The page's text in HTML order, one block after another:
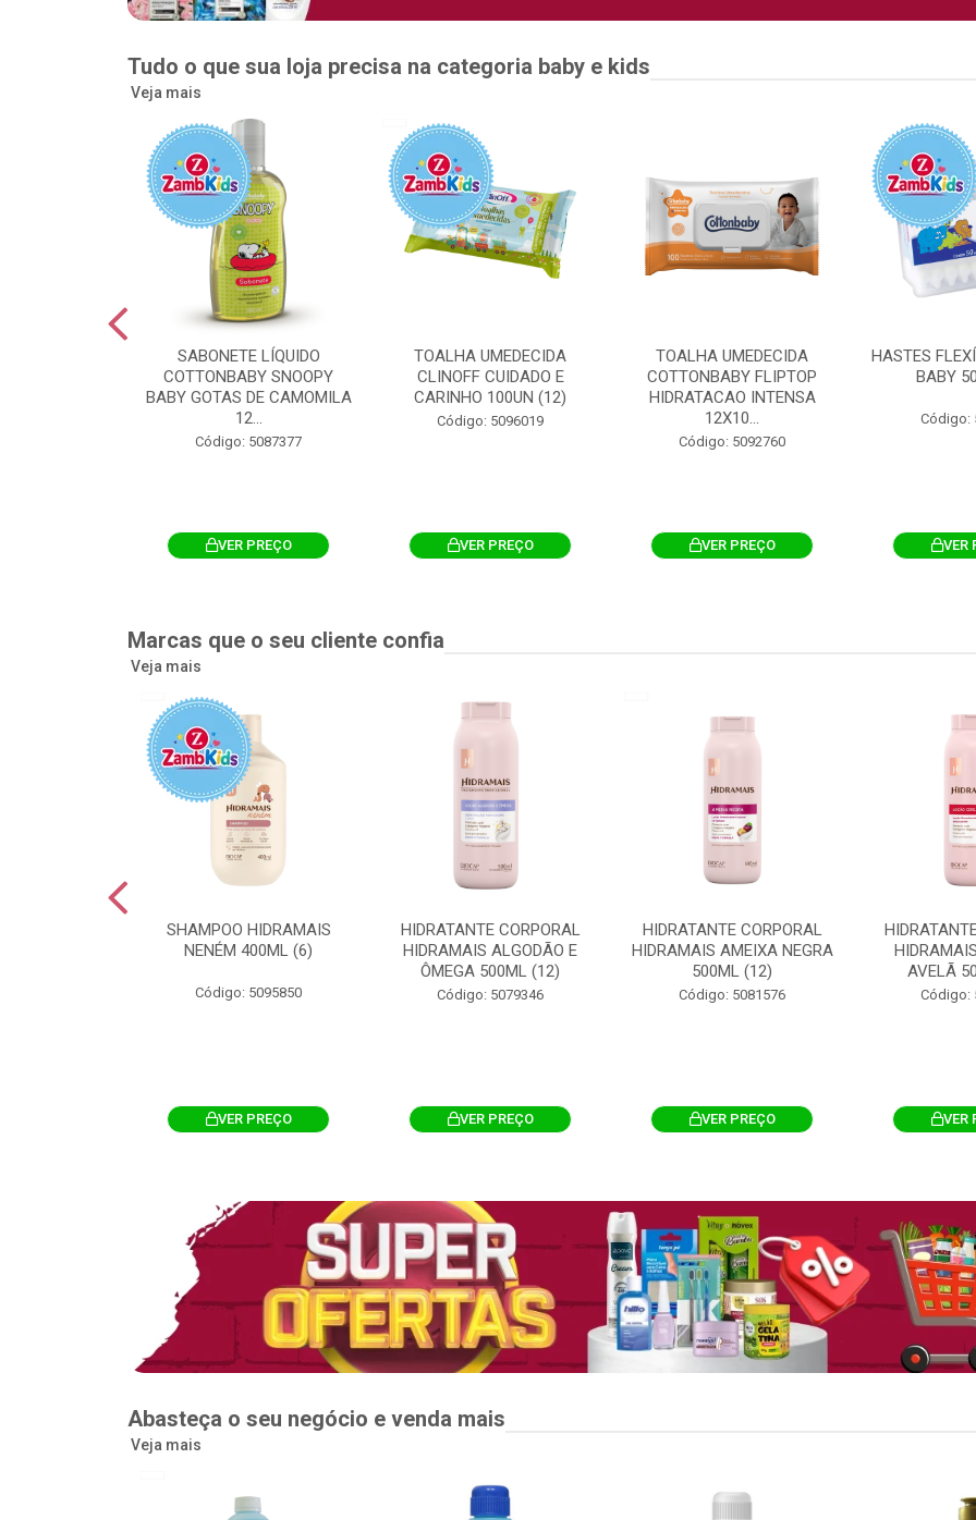
Tudo o que sua loja precisa na categoria baby e kids
Veja mais
SABONETE LÍQUIDO
COTTONBABY SNOOPY
BABY GOTAS DE CAMOMILA
12...
Código: 5087377
VER PREÇO
TOALHA UMEDECIDA
CLINOFF CUIDADO E
CARINHO 100UN (12)
Código: 5096019
VER PREÇO
TOALHA UMEDECIDA
COTTONBABY FLIPTOP
HIDRATACAO INTENSA
12X10...
Código: 5092760
VER PREÇO
HASTES
BABY
Código:
VER
Marcas que o seu cliente confia
Veja mais
SHAMPOO HIDRAMAIS
NENÉM 400ML (6)
Código: 5095850
VER PREÇO
HIDRATANTE CORPORAL
HIDRAMAIS ALGODÃO E
ÔMEGA 500ML (12)
Código: 5079346
VER PREÇO
HIDRATANTE CORPORAL
HIDRAMAIS AMEIXA NEGRA
500ML (12)
Código: 5081576
VER PREÇO
AVELÃ
Código:
VER
Abasteça o seu negócio e venda mais
Veja mais